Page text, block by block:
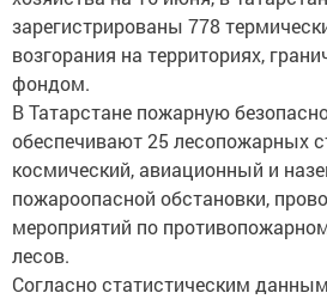
зарегистрированы 778
возгорания на территориях,
фондом.
В Татарстане пожарную
обеспечивают 25 лесопожарных
космический, авиационный и
пожароопасной обстановки,
мероприятий по
лесов.
Согласно статистическим